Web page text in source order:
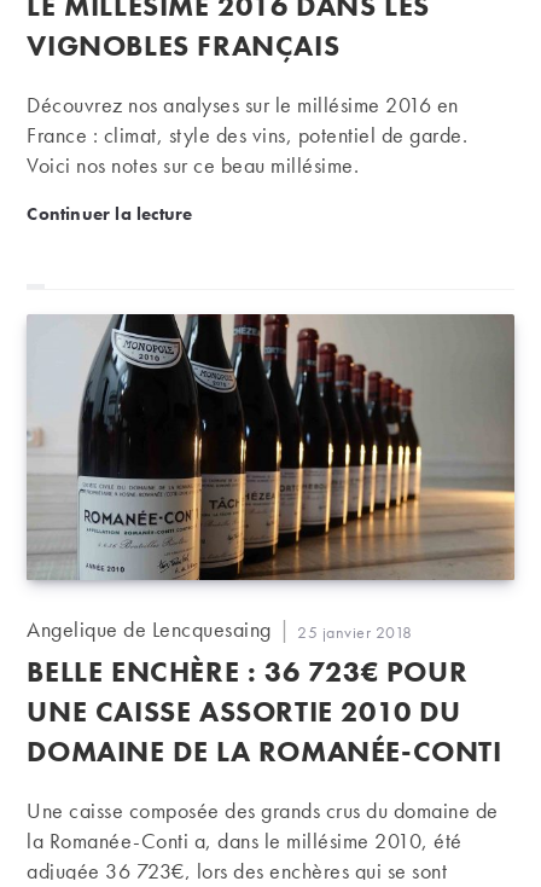
la
publication :
VIGNOBLES FRANÇAIS
Découvrez nos analyses sur le millésime 2016 en
France : climat, style des vins, potentiel de garde.
Voici nos notes sur ce beau millésime.
Continuer la lectureLe millésime 2016 dans les vignobles français
Auteur/autrice
la
publication :
Angelique de Lencquesaing
Publication
publiée :
25 janvier 2018
BELLE ENCHÈRE : 36 723€ POUR
UNE CAISSE ASSORTIE 2010 DU
DOMAINE DE LA ROMANÉE-CONTI
Une caisse composée des grands crus du domaine de
la Romanée-Conti a, dans le millésime 2010, été
adjugée 36 723€, lors des enchères qui se sont